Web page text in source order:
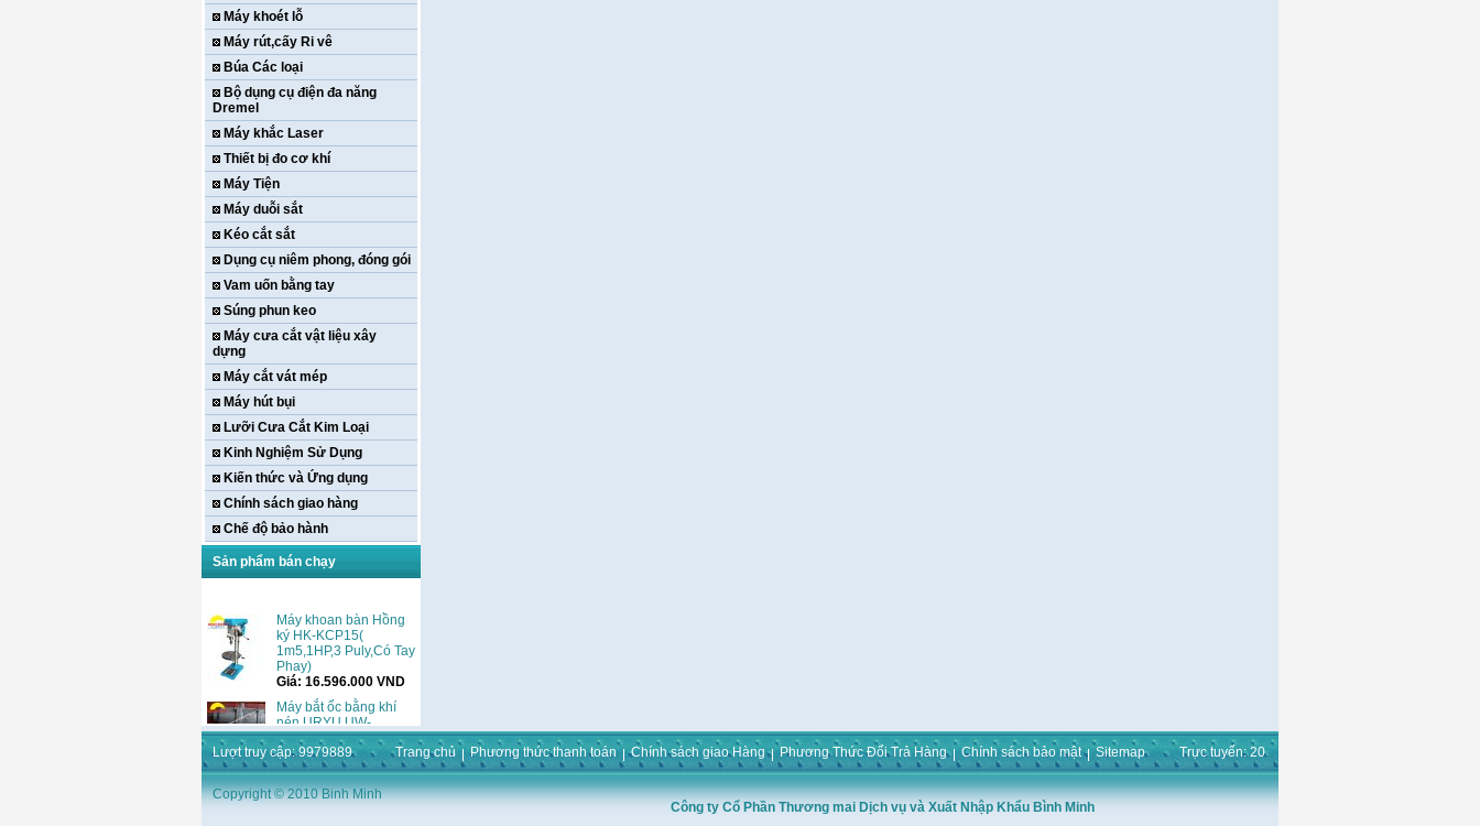
Máy khoét lỗ
Máy rút,cấy Ri vê
Búa Các loại
Bộ dụng cụ điện đa năng
Dremel
Máy khắc Laser
Thiết bị đo cơ khí
Máy Tiện
Máy duỗi sắt
Kéo cắt sắt
Dụng cụ niêm phong, đóng gói
Vam uốn bằng tay
Súng phun keo
Máy cưa cắt vật liệu xây
dựng
Máy cắt vát mép
Máy hút bụi
Lưỡi Cưa Cắt Kim Loại
Kinh Nghiệm Sử Dụng
Kiến thức và Ứng dụng
Chính sách giao hàng
Chế độ bảo hành
Sản phẩm bán chạy
Máy khoan bàn Hồng
ký HK-KCP15(
1m5,1HP,3 Puly,Có Tay
Phay)
Giá:16.596.000 VND
Máy bắt ốc bằng khí
nén URYU UW-
9SK(M10)
Giá:0VND
Máy duỗi sắt Hồng ký
HK–DSM114( 1HP,Ø8 -
Lượt truy cập: 9979889 Trang chủ Phương thức thanh toán Chính sách giao Hàng Phương Thức Đổi Trả Hàng Chính sách bảo mật Sitemap Trực tuyến: 20
Copyright © 2010 Binh Minh
Công ty Cổ Phần Thương mai Dịch vụ và Xuất Nhập Khẩu Bình Minh